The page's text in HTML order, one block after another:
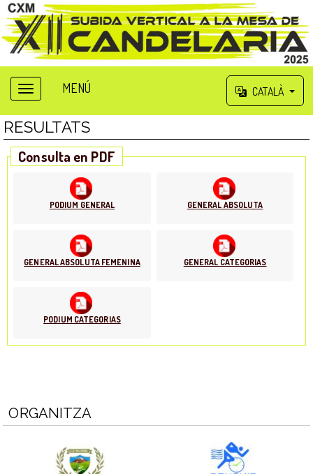
MENÚ CATALÀ
RESULTATS
Consulta en PDF
PODIUM GENERAL GENERAL ABSOLUTA
GENERAL ABSOLUTA FEMENINA GENERAL CATEGORIAS
PODIUM CATEGORIAS
ORGANITZA